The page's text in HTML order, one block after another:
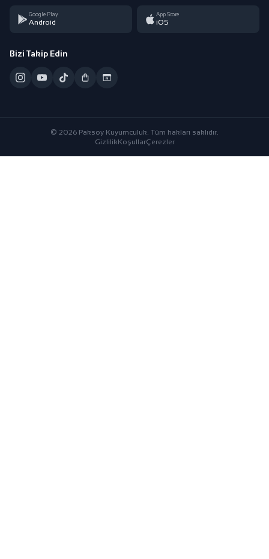
Google Play
Android
App Store
iOS
Bizi Takip Edin
© 2026 Paksoy Kuyumculuk. Tüm hakları saklıdır.
GizlilikKoşullarÇerezler